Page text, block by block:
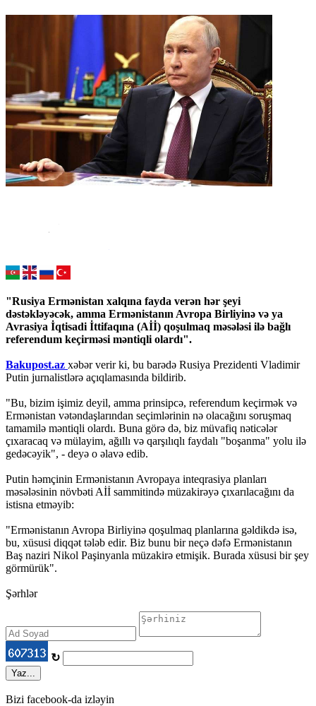
"Rusiya Ermənistan xalqına fayda verən hər şeyi
dəstəkləyəcək, amma Ermənistanın Avropa Birliyinə və ya
Avrasiya İqtisadi İttifaqına (Aİİ) qoşulmaq məsələsi ilə bağlı
referendum keçirməsi məntiqli olardı".
Bakupost.az xəbər verir ki, bu barədə Rusiya Prezidenti Vladimir
Putin jurnalistlərə açıqlamasında bildirib.
"Bu, bizim işimiz deyil, amma prinsipcə, referendum keçirmək və
Ermənistan vətəndaşlarından seçimlərinin nə olacağını soruşmaq
tamamilə məntiqli olardı. Buna görə də, biz müvafiq nəticələr
çıxaracaq və mülayim, ağıllı və qarşılıqlı faydalı "boşanma" yolu ilə
gedəcəyik", - deyə o əlavə edib.
Putin həmçinin Ermənistanın Avropaya inteqrasiya planları
məsələsinin növbəti Aİİ sammitində müzakirəyə çıxarılacağını da
istisna etməyib:
"Ermənistanın Avropa Birliyinə qoşulmaq planlarına gəldikdə isə,
bu, xüsusi diqqət tələb edir. Biz bunu bir neçə dəfə Ermənistanın
Baş naziri Nikol Paşinyanla müzakirə etmişik. Burada xüsusi bir şey
görmürük".
Şərhlər
↻
Yaz...
Bizi facebook-da izləyin